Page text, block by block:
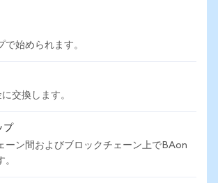
で始められます。
交換します。
プ
ーン間およびブロックチェーン上でBAon
。